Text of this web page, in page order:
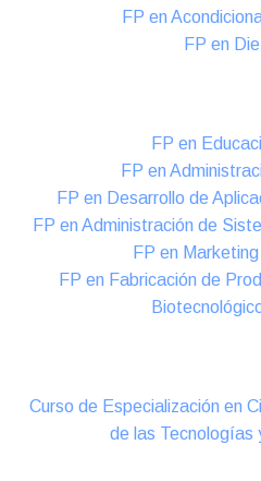
FP en
FP en
FP en
FP en
FP en Desarrollo de
FP en Administración de
FP en
FP en Fabricación de
Curso de Especialización en
de las Tecnologías